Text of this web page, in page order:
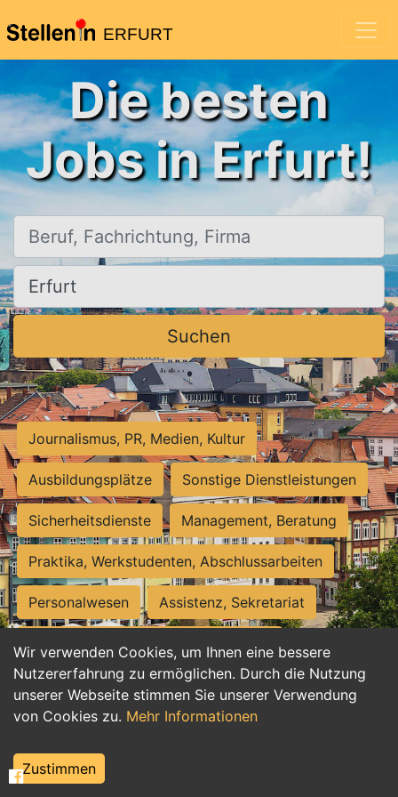
ERFURT
Wir verwenden Cookies, um Ihnen eine bessere
Nutzererfahrung zu ermöglichen. Durch die Nutzung
unserer Webseite stimmen Sie unserer Verwendung
von Cookies zu. Mehr Informationen
Zustimmen
Die besten
Jobs in Erfurt!
Beruf, Fachrichtung, Firma
Ort, Stadt
Suchen
Journalismus, PR, Medien, Kultur
Ausbildungsplätze Sonstige Dienstleistungen
Sicherheitsdienste Management, Beratung
Praktika, Werkstudenten, Abschlussarbeiten
Personalwesen Assistenz, Sekretariat
Hilfskräfte, Aushilfs- und Nebenjobs
Einkauf, Logistik, Materialwirtschaft
Weiterbildung, Studium, duale Ausbildung
Tourismus